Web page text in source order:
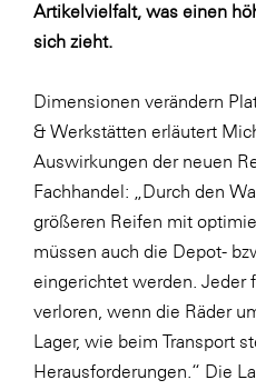
Lidl Österreich
Die Menü-Manufaktur
MTH Retail Group
OMV
OptimaMed
PAGRO
PHH
Primark
Salesforce
sebamed
Artikelvielfalt, was einen
sich zieht.
Dimensionen verändern
& Werkstätten erläutert
Auswirkungen der neuen
Fachhandel: „Durch den
größeren Reifen mit
müssen auch die Depot-
eingerichtet werden. Jeder
verloren, wenn die Räder
Lager, wie beim Transport
Herausforderungen.“ Die